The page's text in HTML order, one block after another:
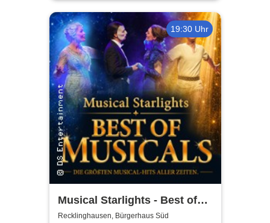
19:30 Uhr
Musical Starlights - Best of
Musicals
Recklinghausen, Bürgerhaus Süd